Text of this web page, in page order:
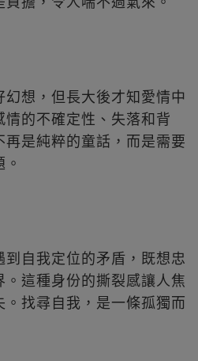
想，但長大後才知愛情中
的不確定性、失落和背
是純粹的童話，而是需要
自我定位的矛盾，既想忠
這種身份的撕裂感讓人焦
找尋自我，是一條孤獨而